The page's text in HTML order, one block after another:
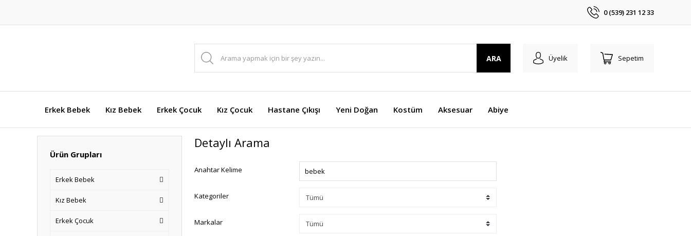
0 (539) 231 12 33
ARA Üyelik Sepetim
Erkek Bebek Kız Bebek Erkek Çocuk Kız Çocuk Hastane Çıkışı Yeni Doğan Kostüm Aksesuar Abiye
Ürün Grupları
Erkek Bebek
Kız Bebek
Erkek Çocuk
Detaylı Arama
Anahtar Kelime
Kategoriler
Markalar